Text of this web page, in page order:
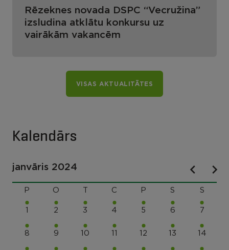
Rēzeknes novada DSPC “Vecružina”
izsludina atklātu konkursu uz
vairākām vakancēm
VISAS AKTUALITĀTES
Kalendārs
janvāris 2024
P O C P S S
1 2 3 4 5 6 7
8 9 10 11 12 13 14